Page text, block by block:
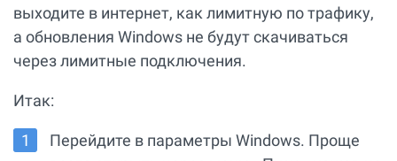
выходите в интернет, как лимитную по трафику,
а обновления Windows не будут скачиваться
через лимитные подключения.
Итак:
Перейдите в параметры Windows. Проще